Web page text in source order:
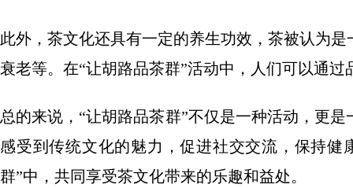
此外，茶文化还具有一定的养生功效，茶被认为
衰老等。在“让胡路品茶群”活动中，人们可以通
总的来说，“让胡路品茶群”不仅是一种活动，更
感受到传统文化的魅力，促进社交交流，保持
群”中，共同享受茶文化带来的乐趣和益处。